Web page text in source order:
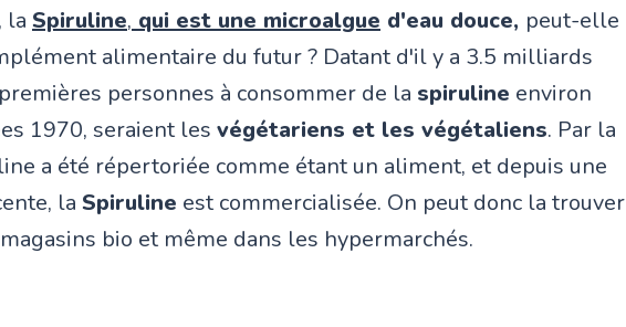
la Spiruline, qui est une microalgue d'eau douce, peut-elle
alimentaire du futur ? Datant d'il y a 3.5 milliards
personnes à consommer de la spiruline environ
1970, seraient les végétariens et les végétaliens. Par la
a été répertoriée comme étant un aliment, et depuis une
la Spiruline est commercialisée. On peut donc la trouver
bio et même dans les hypermarchés.